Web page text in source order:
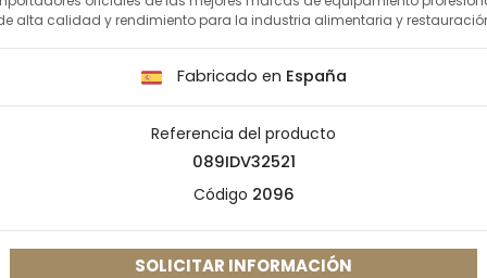
alta calidad y rendimiento para la industria alimentaria y
Fabricado en España
Referencia del producto
089IDV32521
Código 2096
SOLICITAR INFORMACIÓN